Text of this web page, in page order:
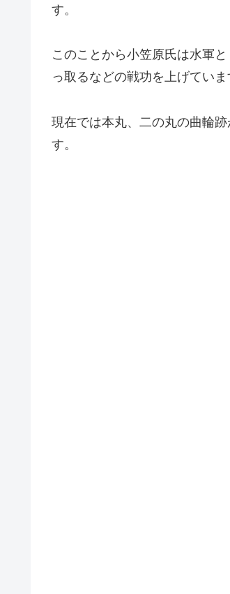
す。
このことから小笠原氏は水軍
っ取るなどの戦功を上げていま
現在では本丸、二の丸の曲輪跡
す。